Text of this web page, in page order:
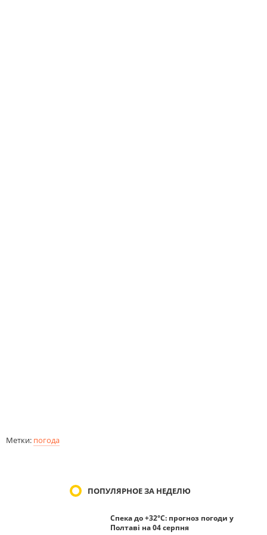
Метки: погода
ПОПУЛЯРНОЕ ЗА НЕДЕЛЮ
Спека до +32°С: прогноз погоди у
Полтаві на 04 серпня